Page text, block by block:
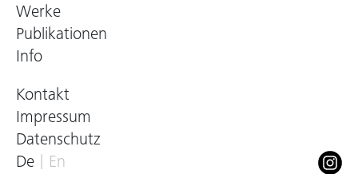
Werke
Publikationen
Info
Kontakt
Impressum
Datenschutz
De
En